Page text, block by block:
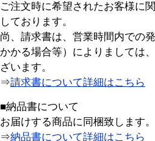
ご注文時に希望されたお客様に
しております。
尚、請求書は、営業時間内での
かかる場合等）によりましては
ざいます。
⇒請求書について詳細はこちら
■納品書について
お届けする商品に同梱致します。
⇒納品書について詳細はこちら